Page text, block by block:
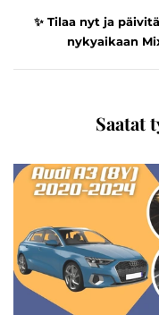
✨ Tilaa nyt ja
nykyaikaan
Saatat